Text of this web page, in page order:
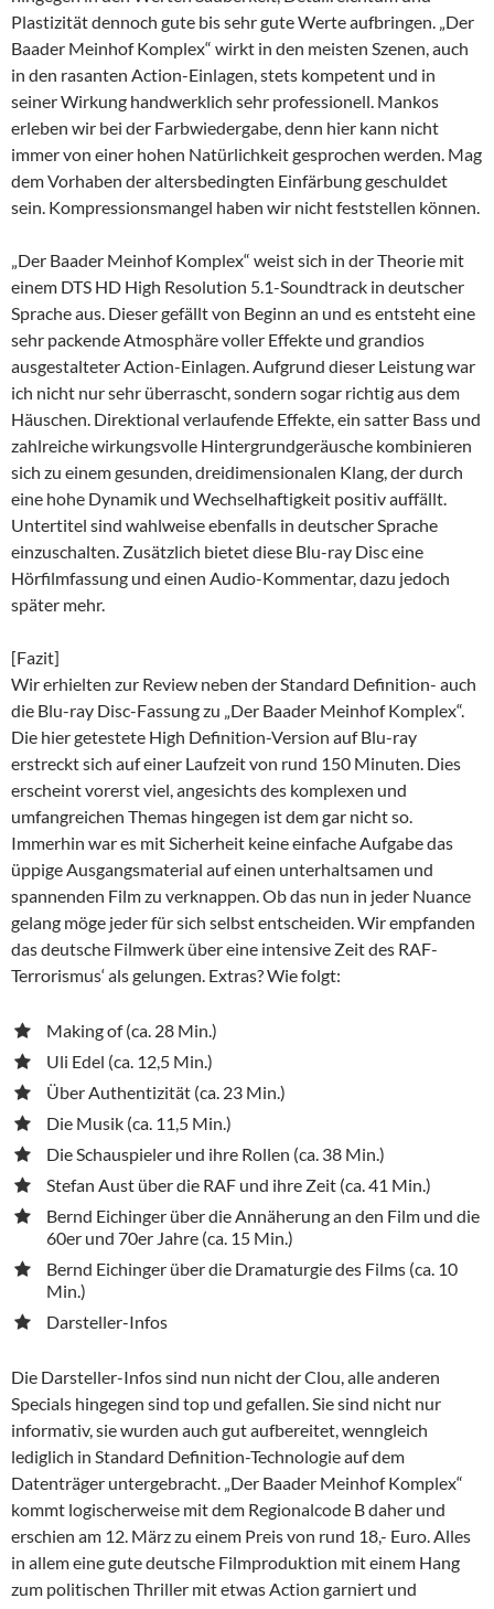
Plastizität dennoch gute bis sehr gute Werte aufbringen. „Der
Baader Meinhof Komplex“ wirkt in den meisten Szenen, auch
in den rasanten Action-Einlagen, stets kompetent und in
seiner Wirkung handwerklich sehr professionell. Mankos
erleben wir bei der Farbwiedergabe, denn hier kann nicht
immer von einer hohen Natürlichkeit gesprochen werden. Mag
dem Vorhaben der altersbedingten Einfärbung geschuldet
sein. Kompressionsmangel haben wir nicht feststellen können.
„Der Baader Meinhof Komplex“ weist sich in der Theorie mit
einem DTS HD High Resolution 5.1-Soundtrack in deutscher
Sprache aus. Dieser gefällt von Beginn an und es entsteht eine
sehr packende Atmosphäre voller Effekte und grandios
ausgestalteter Action-Einlagen. Aufgrund dieser Leistung war
ich nicht nur sehr überrascht, sondern sogar richtig aus dem
Häuschen. Direktional verlaufende Effekte, ein satter Bass und
zahlreiche wirkungsvolle Hintergrundgeräusche kombinieren
sich zu einem gesunden, dreidimensionalen Klang, der durch
eine hohe Dynamik und Wechselhaftigkeit positiv auffällt.
Untertitel sind wahlweise ebenfalls in deutscher Sprache
einzuschalten. Zusätzlich bietet diese Blu-ray Disc eine
Hörfilmfassung und einen Audio-Kommentar, dazu jedoch
später mehr.
[Fazit]
Wir erhielten zur Review neben der Standard Definition- auch
die Blu-ray Disc-Fassung zu „Der Baader Meinhof Komplex“.
Die hier getestete High Definition-Version auf Blu-ray
erstreckt sich auf einer Laufzeit von rund 150 Minuten. Dies
erscheint vorerst viel, angesichts des komplexen und
umfangreichen Themas hingegen ist dem gar nicht so.
Immerhin war es mit Sicherheit keine einfache Aufgabe das
üppige Ausgangsmaterial auf einen unterhaltsamen und
spannenden Film zu verknappen. Ob das nun in jeder Nuance
gelang möge jeder für sich selbst entscheiden. Wir empfanden
das deutsche Filmwerk über eine intensive Zeit des RAF-
Terrorismus‘ als gelungen. Extras? Wie folgt:
Making of (ca. 28 Min.)
Uli Edel (ca. 12,5 Min.)
Über Authentizität (ca. 23 Min.)
Die Musik (ca. 11,5 Min.)
Die Schauspieler und ihre Rollen (ca. 38 Min.)
Stefan Aust über die RAF und ihre Zeit (ca. 41 Min.)
Bernd Eichinger über die Annäherung an den Film und die
60er und 70er Jahre (ca. 15 Min.)
Bernd Eichinger über die Dramaturgie des Films (ca. 10
Min.)
Darsteller-Infos
Die Darsteller-Infos sind nun nicht der Clou, alle anderen
Specials hingegen sind top und gefallen. Sie sind nicht nur
informativ, sie wurden auch gut aufbereitet, wenngleich
lediglich in Standard Definition-Technologie auf dem
Datenträger untergebracht. „Der Baader Meinhof Komplex“
kommt logischerweise mit dem Regionalcode B daher und
erschien am 12. März zu einem Preis von rund 18,- Euro. Alles
in allem eine gute deutsche Filmproduktion mit einem Hang
zum politischen Thriller mit etwas Action garniert und